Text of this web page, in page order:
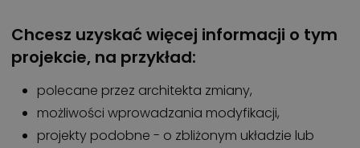
Chcesz uzyskać więcej informacji o tym
projekcie, na przykład:
polecane przez architekta zmiany,
możliwości wprowadzania modyfikacji,
projekty podobne - o zbliżonym układzie lub